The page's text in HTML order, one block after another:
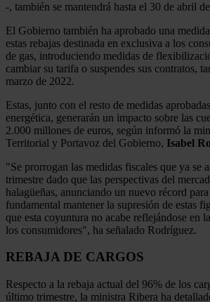
-, también se mantendrá hasta el 30 de abril
El Gobierno también ha aprobado una
estas rebajas destinada en exclusiva a los
de gas, introduciendo medidas de
cambiar su tarifa o suspendes sus contratos,
marzo de 2022.
Estas, junto con el resto de medidas
energética, generarán un impacto sobre las
2.000 millones de euros, según informó la
Territorial y Portavoz del Gobierno, Isabel
"Se prorrogan las medidas fiscales que ya se
trimestre dado que las perspectivas del
halagüeñas, anunciando un nuevo récord
fundamental mantener la supresión de estas
que esta coyuntura no acabe reflejándose en
los consumidores", ha señalado Rodríguez.
REBAJA DE CARGOS
Respecto a la rebaja actual del 96% de los
último trimestre, la ministra Ribera ha